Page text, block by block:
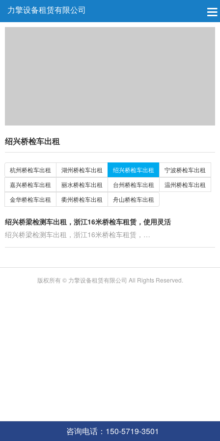
力擎设备租赁有限公司
绍兴桥检车出租
杭州桥检车出租 湖州桥检车出租 绍兴桥检车出租
宁波桥检车出租
嘉兴桥检车出租
丽水桥检车出租 台州桥检车出租
温州桥检车出租
金华桥检车出租
衢州桥检车出租 舟山桥检车出租
绍兴桥梁检测车出租，浙江16米桥检车租赁，使用灵活
绍兴桥梁检测车出租，浙江16米桥检车租赁，…
版权所有 © 力擎设备租赁有限公司 All Rights Reserved.
咨询电话：150-5719-3501